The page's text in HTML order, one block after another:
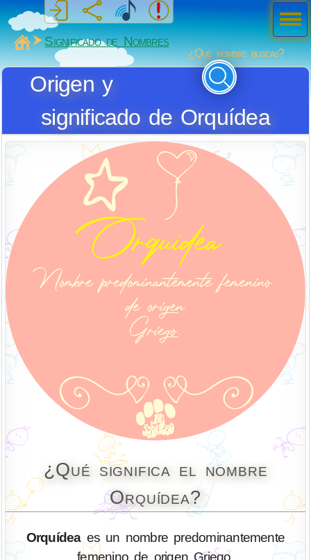
MiSabueso
Significado de Nombres
¿Qué nombre buscas?
Origen y
significado de Orquídea
¿Qué significa el nombre
Orquídea?
Orquídeaes un nombre predominantemente
femenino de origen Griego.
Men
ú